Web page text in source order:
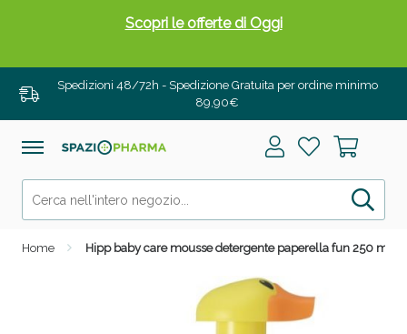
Spedizioni 48/72h - Spedizione Gratuita per ordine minimo
89,90€
Home Hipp baby care mousse detergente paperella fun 250 ml
Scopri le offerte di Oggi